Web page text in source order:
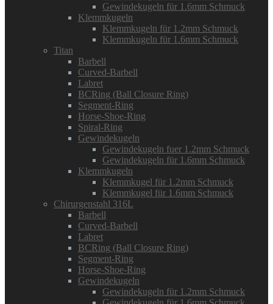
Gewindekugeln für 1.6mm Schmuck
Klemmkugeln
Klemmkugeln für 1.2mm Schmuck
Klemmkugeln für 1.6mm Schmuck
Titan
Barbell
Curved-Barbell
Labret
BCRing (Ball Closure Ring)
Segment-Ring
Horse-Shoe-Ring
Spiral-Ring
Gewindekugeln
Gewindekugeln fuer 1.2mm Schmuck
Gewindekugeln für 1.6mm Schmuck
Klemmkugeln
Klemmkugel für 1.2mm Schmuck
Klemmkugel für 1.6mm Schmuck
Chirurgenstahl 316L
Barbell
Curved-Barbell
Labret
BCRing (Ball Closure Ring)
Segment-Ring
Horse-Shoe-Ring
Gewindekugeln
Gewindekugeln für 1.2mm Schmuck